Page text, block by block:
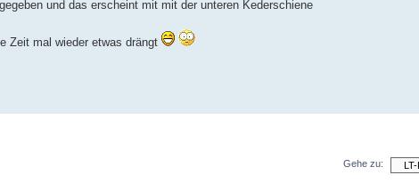
und das erscheint mit mit der unteren Kederschiene
Zeit mal wieder etwas drängt
Gehe zu: